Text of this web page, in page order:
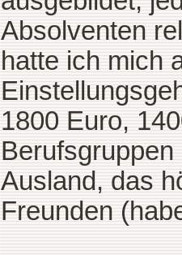
Absolventen
hatte ich mich
1800 Euro,
Ausland, das
Freunden